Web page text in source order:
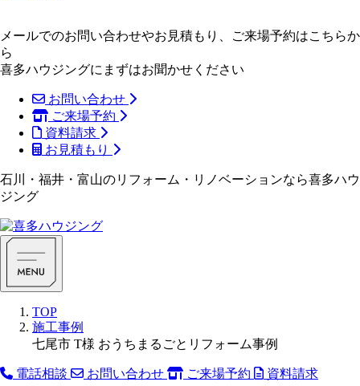
メールでのお問い合わせやお見積もり、ご来場予約はこちらか
ら
喜多ハウジングにまずはお聞かせください
お問い合わせ
ご来場予約
資料請求
お見積もり
石川・福井・富山のリフォーム・リノベーションなら喜多ハウ
ジング
TOP
施工事例
七尾市 T様 おうちまるごとリフォーム事例
電話相談 お問い合わせ ご来場予約 資料請求